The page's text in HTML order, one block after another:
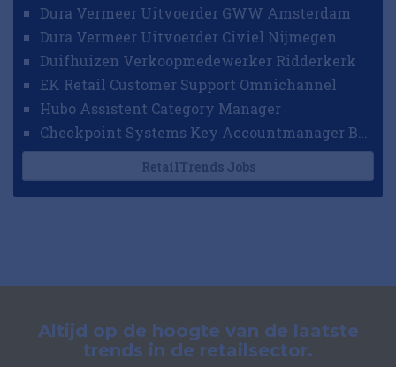
Dura Vermeer Uitvoerder GWW Amsterdam
Dura Vermeer Uitvoerder Civiel Nijmegen
Duifhuizen Verkoopmedewerker Ridderkerk
EK Retail Customer Support Omnichannel
Hubo Assistent Category Manager
Checkpoint Systems Key Accountmanager Benelux
RetailTrends Jobs
Altijd op de hoogte van de laatste
trends in de retailsector.